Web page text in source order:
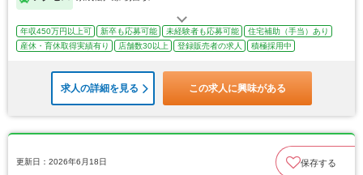
年収450万円以上可 新卒も応募可能 未経験者も応募可能
住宅補助（手当）あり
産休・育休取得実績有り
店舗数30以上 登録販売者の求人 積極採用中
求人の詳細を見る この求人に興味がある
更新日：2026年6月18日 保存する